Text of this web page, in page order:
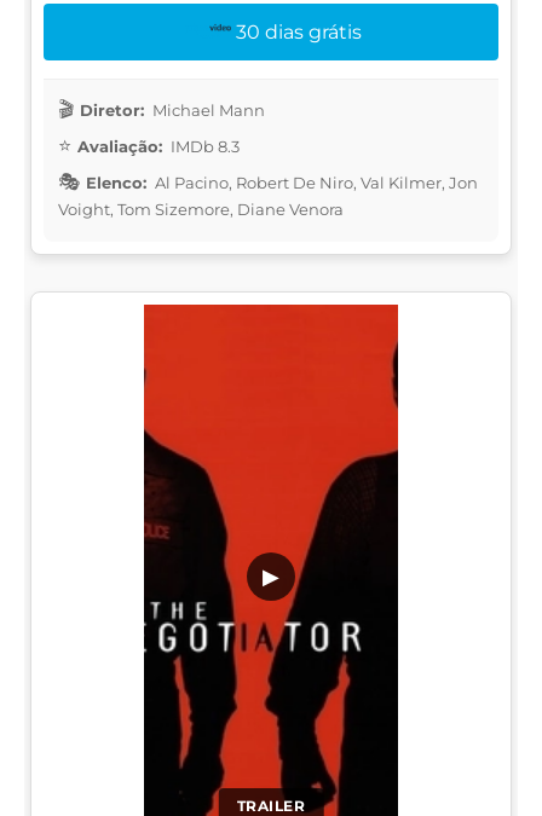
30 dias grátis
Diretor: Michael Mann
Avaliação: IMDb 8.3
Elenco: Al Pacino, Robert De Niro, Val Kilmer, Jon
Voight, Tom Sizemore, Diane Venora
TRAILER
▶